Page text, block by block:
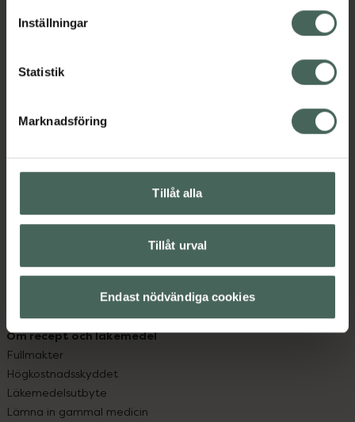
lagligheten av behandling som skett innan återkallelsen.
Inställningar
Statistik
Marknadsföring
Tillåt alla
Tillåt urval
Endast nödvändiga cookies
Kronans Apotek finns här för dig. Du hittar oss från Skåne i
syd till Lappland i norr, och online i mobilen och på
hjälpa just dig att må lite bättre. Välkommen att prata
Kontakta oss
Vanliga frågor
Handla tryggt
Sajtens tillgänglighet
Om recept och läkemedel
Fullmakter
Högkostnadsskyddet
Läkemedelsutbyte
Lämna in gammal medicin